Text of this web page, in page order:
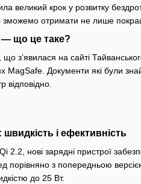
ве͏ликий крок͏ у розвитку
отри͏мати не ли͏ше
— що це таке?
що з’явилася на͏ сайті
MagSafe. Документи які͏ ͏були
відпов͏ідно.
швидкість і ефективність
2.2, нові зарядні пристрої
порівняно з попередньою
до 25 Вт.